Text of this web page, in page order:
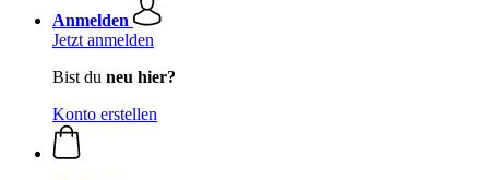
Anmelden
Jetzt anmelden
Bist du neu hier?
Konto erstellen